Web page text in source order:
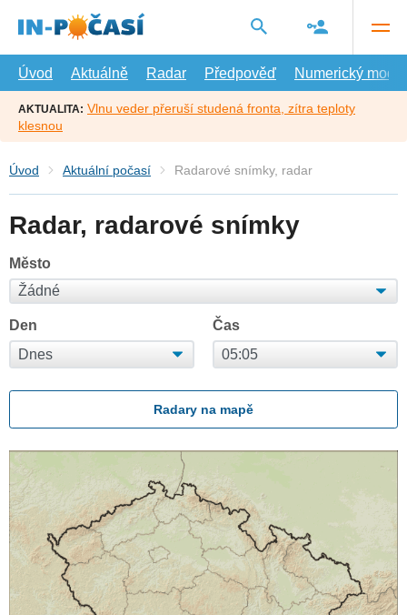
hlavní
Úvod
Aktuálně Radar Předpověď Numerický model
AKTUALITA: Vlnu veder přeruší studená fronta, zítra teploty
klesnou
Úvod Aktuální počasí Radarové snímky, radar
Radar, radarové snímky
Město
Den Čas
Radary na mapě